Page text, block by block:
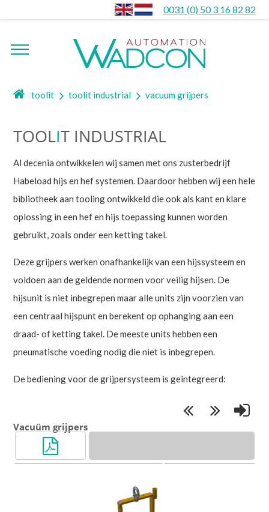
0031 (0) 50 3 16 82 82
toolit toolit industrial vacuum grijpers
TOOLIT INDUSTRIAL
Al decenia ontwikkelen wij samen met ons zusterbedrijf
Habeload hijs en hef systemen. Daardoor hebben wij een hele
bibliotheek aan tooling ontwikkeld die ook als kant en klare
oplossing in een hef en hijs toepassing kunnen worden
gebruikt, zoals onder een ketting takel.
Deze grijpers werken onafhankelijk van een hijssysteem en
voldoen aan de geldende normen voor veilig hijsen. De
hijsunit is niet inbegrepen maar alle units zijn voorzien van
een centraal hijspunt en berekent op ophanging aan een
draad- of ketting takel. De meeste units hebben een
pneumatische voeding nodig die niet is inbegrepen.
De bediening voor de grijpersysteem is geïntegreerd:
Vacuüm grijpers